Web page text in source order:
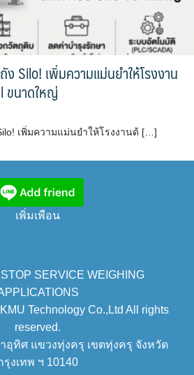
Silo! เพิ่มความแม่นยำให้โรงงาน
ขนาดใหญ่
เพิ่มความแม่นยำให้โรงงานด้ […]
เพิ่มเพือน
SERVICE WEIGHING
Technology Co.,Ltd All rights
reserved.
อุทิศ แขวงทุ่งครุ เขตทุ่งครุ จังหวัด
รุงเทพ ฯ 10140